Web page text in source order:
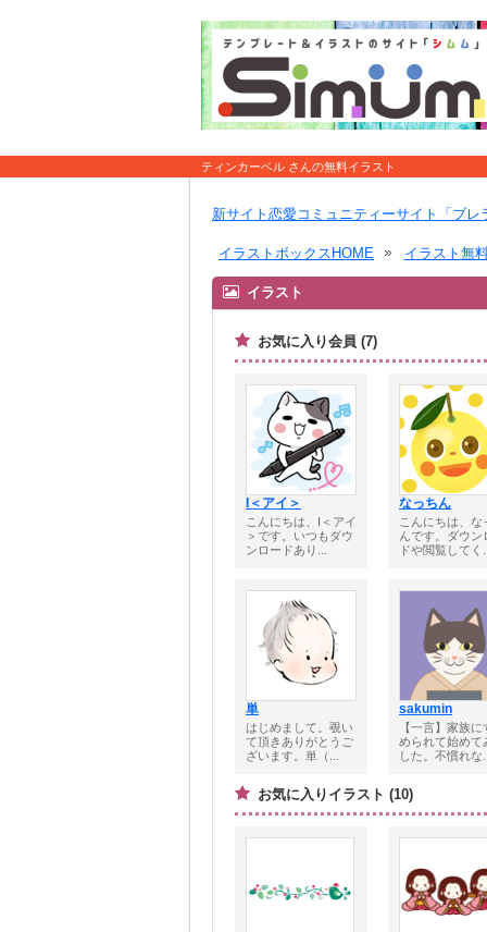
ティンカーベル さんの無料イラスト
新サイト恋愛コミュニティーサイト「ブレ
イラストボックスHOME イラスト無
イラスト
お気に入り会員 (7)
I＜アイ＞
こんにちは、I＜アイ
＞です。いつもダウ
ンロードあり...
なっちん
こんにちは、な
んです。ダウン
ドや閲覧してく
単
はじめまして。覗い
て頂きありがとうご
ざいます。単（...
sakumin
【一言】家族に
められて始めて
した。不慣れな
お気に入りイラスト (10)